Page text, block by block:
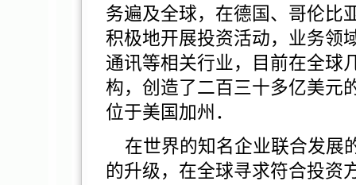
务遍及全球，在德国、哥伦比
积极地开展投资活动，业务领
通讯等相关行业，目前在全球
构，创造了二百三十多亿美元
位于美国加州．
在世界的知名企业联合发展
的升级，在全球寻求符合投资